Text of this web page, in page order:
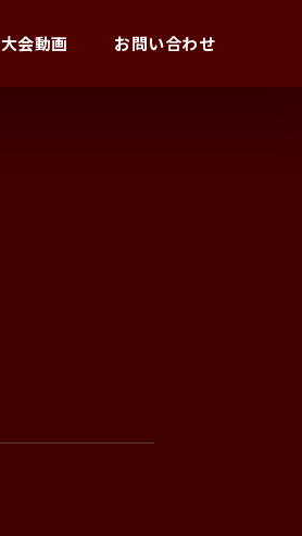
大会動画 お問い合わせ